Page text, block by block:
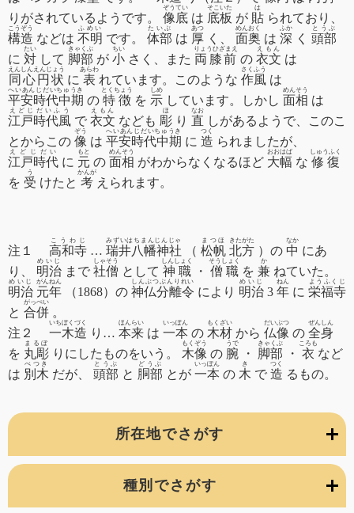
所在地でさがす
種別でさがす
りがされているようです。 像底
ぞうてい
は 底板
そこいた
が 貼
は
られており、
構造
こうぞう
などは 不明
ふめい
です。 体部
たいぶ
は 厚
あつ
く、 面奥
めんおく
は 深
ふか
く 頭部
とうぶ
に 対
たい
して 脚部
きゃくぶ
が 小
ちい
さく、また 両膝前
りょうひざまえ
の 衣文
えもん
は
同心円状
えんしんえんじょう
に 表
あらわ
れています。このような 作風
さくふう
は
平安時代中期
へいあんじだいちゅうき
の 特徴
とくちょう
を 示
しめ
しています。しかし 面相
めんそう
は
江戸時代風
えどじだいふう
で 衣文
えもん
なども 彫
ほ
り 直
なお
とからこの 像
ぞう
は 平安時代中期
へいあんじだいちゅうき
に 造
つく
られましたが、
江戸時代
えどじだい
に 元
もと
の 面相
めんそう
がわからなくなるほど 大幅
おおはば
な 修復
しゅうふく
を 受
う
けたと 考
かんが
えられます。
注１ 高和寺
こうわじ
… 瑞井八幡神社
みずいはちまんじんじゃ
（ 松帆
まつほ
北方
きたがた
）の 中
なか
り、 明治
めいじ
まで 社僧
しゃそう
として 神職
しんしょく
・ 僧職
そうしょく
を 兼
か
ねていた。
明治
めいじ
元年
がんねん
（1868）の 神仏分離令
しんぶつぶんりれい
により 明治
めいじ
3 年
ねん
に 栄福寺
ようふくじ
と 合併
がっぺい
。
注２ 一木造
いちぼくづく
り… 本来
ほんらい
は 一本
いっぽん
の 木材
もくざい
から 仏像
だいぶつ
の 全身
ぜんしん
を 丸彫
まるぼ
りにしたものをいう。 木像
もくぞう
の 腕
うで
・ 脚部
きゃくぶ
・ 衣
ころも
は 別木
べつき
だが、 頭部
とうぶ
と 胴部
どうぶ
とが 一本
いっぽん
の 木
き
で 造
つく
るもの。